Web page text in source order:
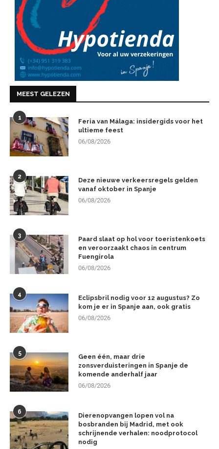
MEEST GELEZEN
1
Feria van Málaga: insidergids voor het
ultieme feest
06/08/2026
2
Deze nieuwe verkeersregels gelden
vanaf oktober in Spanje
06/08/2026
3
Paard slaat op hol voor toeristenkoets
en veroorzaakt chaos in centrum
Fuengirola
06/08/2026
4
Eclipsbril nodig voor 12 augustus? Zo
kom je er in Spanje aan, ook gratis
06/08/2026
5
Geen één, maar drie
zonsverduisteringen in Spanje de
komende anderhalf jaar
06/08/2026
6
Dierenopvangen lopen vol na
bosbranden bij Madrid, met ook
schrijnende verhalen: noodprotocol
nodig